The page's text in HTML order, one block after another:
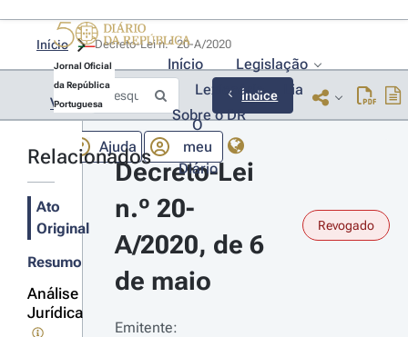
Jornal Oficial
da República
Portuguesa
Início
Legislação
Lexionário
Lia
Sobre o DR
Ajuda
O
meu
Diário
Início
Voltar Índice
Relacionados
Ato
Original
Resumo
Análise
Jurídica
Decreto-Lei
n.º 20-
A/2020, de 6
de maio
Revogado
Emitente: